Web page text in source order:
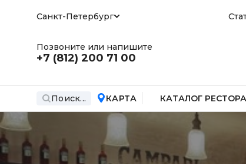
Санкт-Петербург
Позвоните или напишите
+7 (812) 200 71 00
Поиск... КАРТА КАТАЛОГ